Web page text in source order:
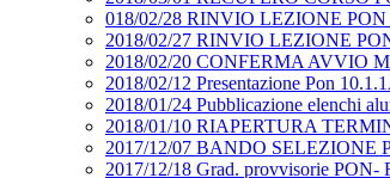
018/02/28 RINVIO LEZIONE PON
2018/02/27 RINVIO LEZIONE
2018/02/20 CONFERMA AVVIO
2018/02/12 Presentazione Pon
2018/01/24 Pubblicazione elenchi
2018/01/10 RIAPERTURA
2017/12/07 BANDO SELEZIONE
2017/12/18 Grad. provvisorie